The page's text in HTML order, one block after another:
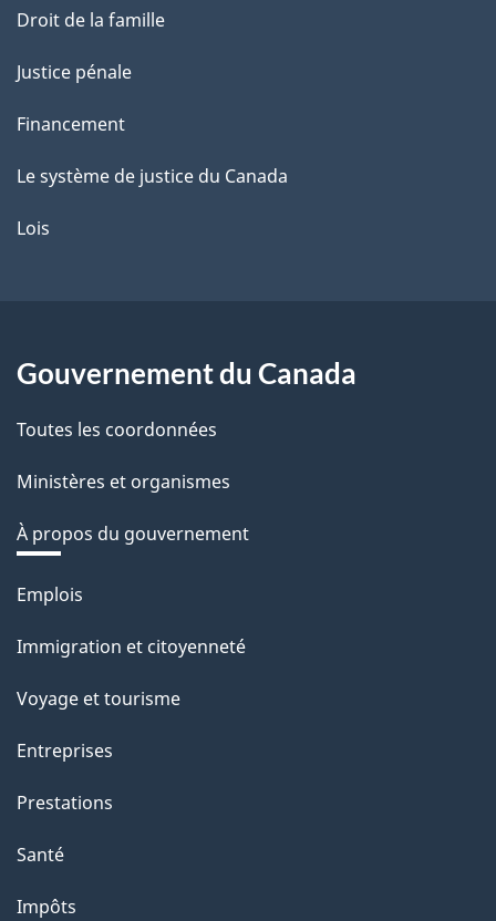
Droit de la famille
Justice pénale
Financement
Le système de justice du Canada
Lois
Gouvernement du Canada
Toutes les coordonnées
Ministères et organismes
À propos du gouvernement
Thèmes
sujets
Emplois
Immigration et citoyenneté
Voyage et tourisme
Entreprises
Prestations
Santé
Impôts